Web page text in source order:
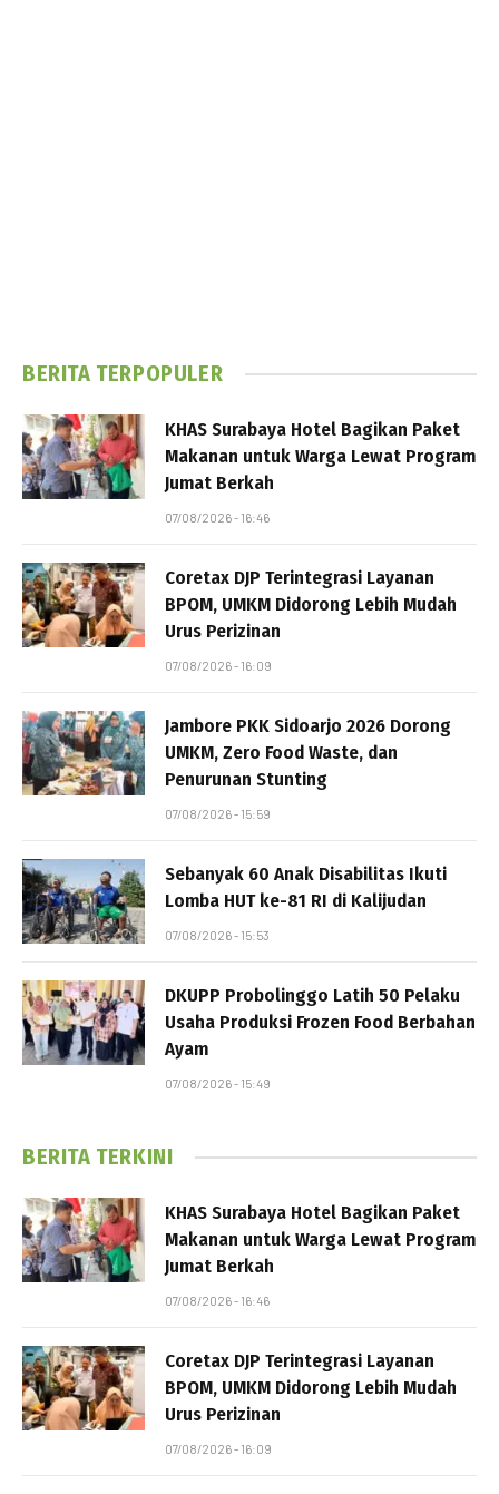
BERITA TERPOPULER
KHAS Surabaya Hotel Bagikan Paket
Makanan untuk Warga Lewat Program
Jumat Berkah
07/08/2026 - 16:46
Coretax DJP Terintegrasi Layanan
BPOM, UMKM Didorong Lebih Mudah
Urus Perizinan
07/08/2026 - 16:09
Jambore PKK Sidoarjo 2026 Dorong
UMKM, Zero Food Waste, dan
Penurunan Stunting
07/08/2026 - 15:59
Sebanyak 60 Anak Disabilitas Ikuti
Lomba HUT ke-81 RI di Kalijudan
07/08/2026 - 15:53
DKUPP Probolinggo Latih 50 Pelaku
Usaha Produksi Frozen Food Berbahan
Ayam
07/08/2026 - 15:49
BERITA TERKINI
KHAS Surabaya Hotel Bagikan Paket
Makanan untuk Warga Lewat Program
Jumat Berkah
07/08/2026 - 16:46
Coretax DJP Terintegrasi Layanan
BPOM, UMKM Didorong Lebih Mudah
Urus Perizinan
07/08/2026 - 16:09